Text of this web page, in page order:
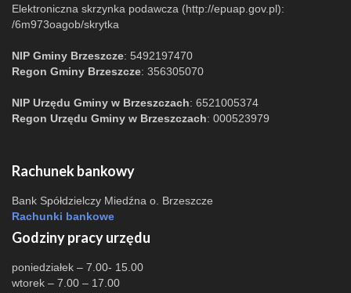
Elektroniczna skrzynka podawcza (http://epuap.gov.pl):
/6m973oagob/skrytka
NIP Gminy Brzeszcze: 5492197470
Regon Gminy Brzeszcze: 356305070
NIP Urzędu Gminy w Brzeszczach: 6521005374
Regon Urzędu Gminy w Brzeszczach: 000523979
Rachunek bankowy
Bank Spółdzielczy Miedźna o. Brzeszcze
Rachunki bankowe
Godziny pracy urzędu
poniedziałek – 7.00- 15.00
wtorek – 7.00 – 17.00